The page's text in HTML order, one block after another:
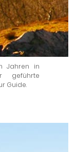
Jahren in
geführte
Guide.